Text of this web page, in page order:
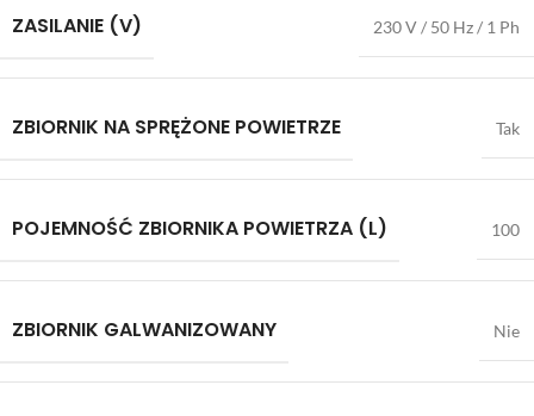
ZASILANIE (V) 230 V / 50 Hz / 1 Ph
ZBIORNIK NA SPRĘŻONE POWIETRZE Tak
POJEMNOŚĆ ZBIORNIKA POWIETRZA (L) 100
ZBIORNIK GALWANIZOWANY Nie